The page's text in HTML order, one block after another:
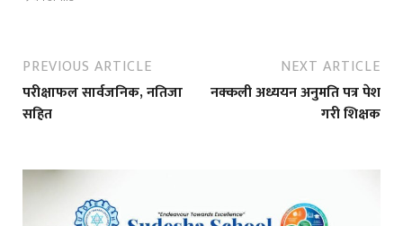
PREVIOUS ARTICLE
परीक्षाफल सार्वजनिक, नतिजा
सहित
NEXT ARTICLE
नक्कली अध्ययन अनुमति पत्र पेश
गरी शिक्षक